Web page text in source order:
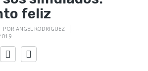
feliz
POR ÁNGEL RODRÍGUEZ